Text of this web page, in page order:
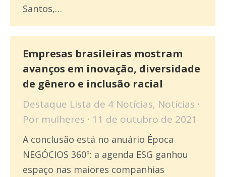
Santos,…
Empresas brasileiras mostram
avanços em inovação, diversidade
de gênero e inclusão racial
Destaque Lista de 4 Notícias, Notícias
Por mulheres 11 de outubro de 2021
A conclusão está no anuário Época
NEGÓCIOS 360º: a agenda ESG ganhou
espaço nas maiores companhias